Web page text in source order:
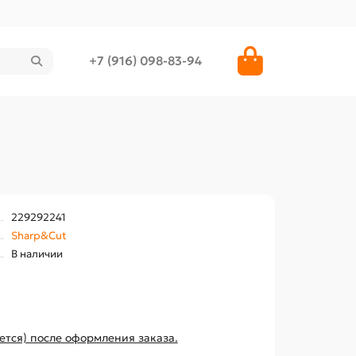
+7 (916) 098-83-94
229292241
Sharp&Cut
В наличии
после оформления заказа.